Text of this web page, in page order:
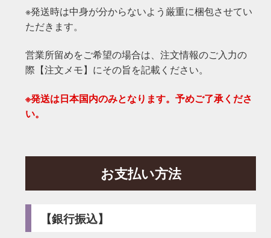
※発送時は中身が分からないよう厳重に梱包させてい
ただきます。
営業所留めをご希望の場合は、注文情報のご入力の
際【注文メモ】にその旨を記載ください。
※発送は日本国内のみとなります。予めご了承くださ
い。
お支払い方法
【銀行振込】